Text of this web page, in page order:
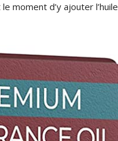
moment d’y ajouter l’huile